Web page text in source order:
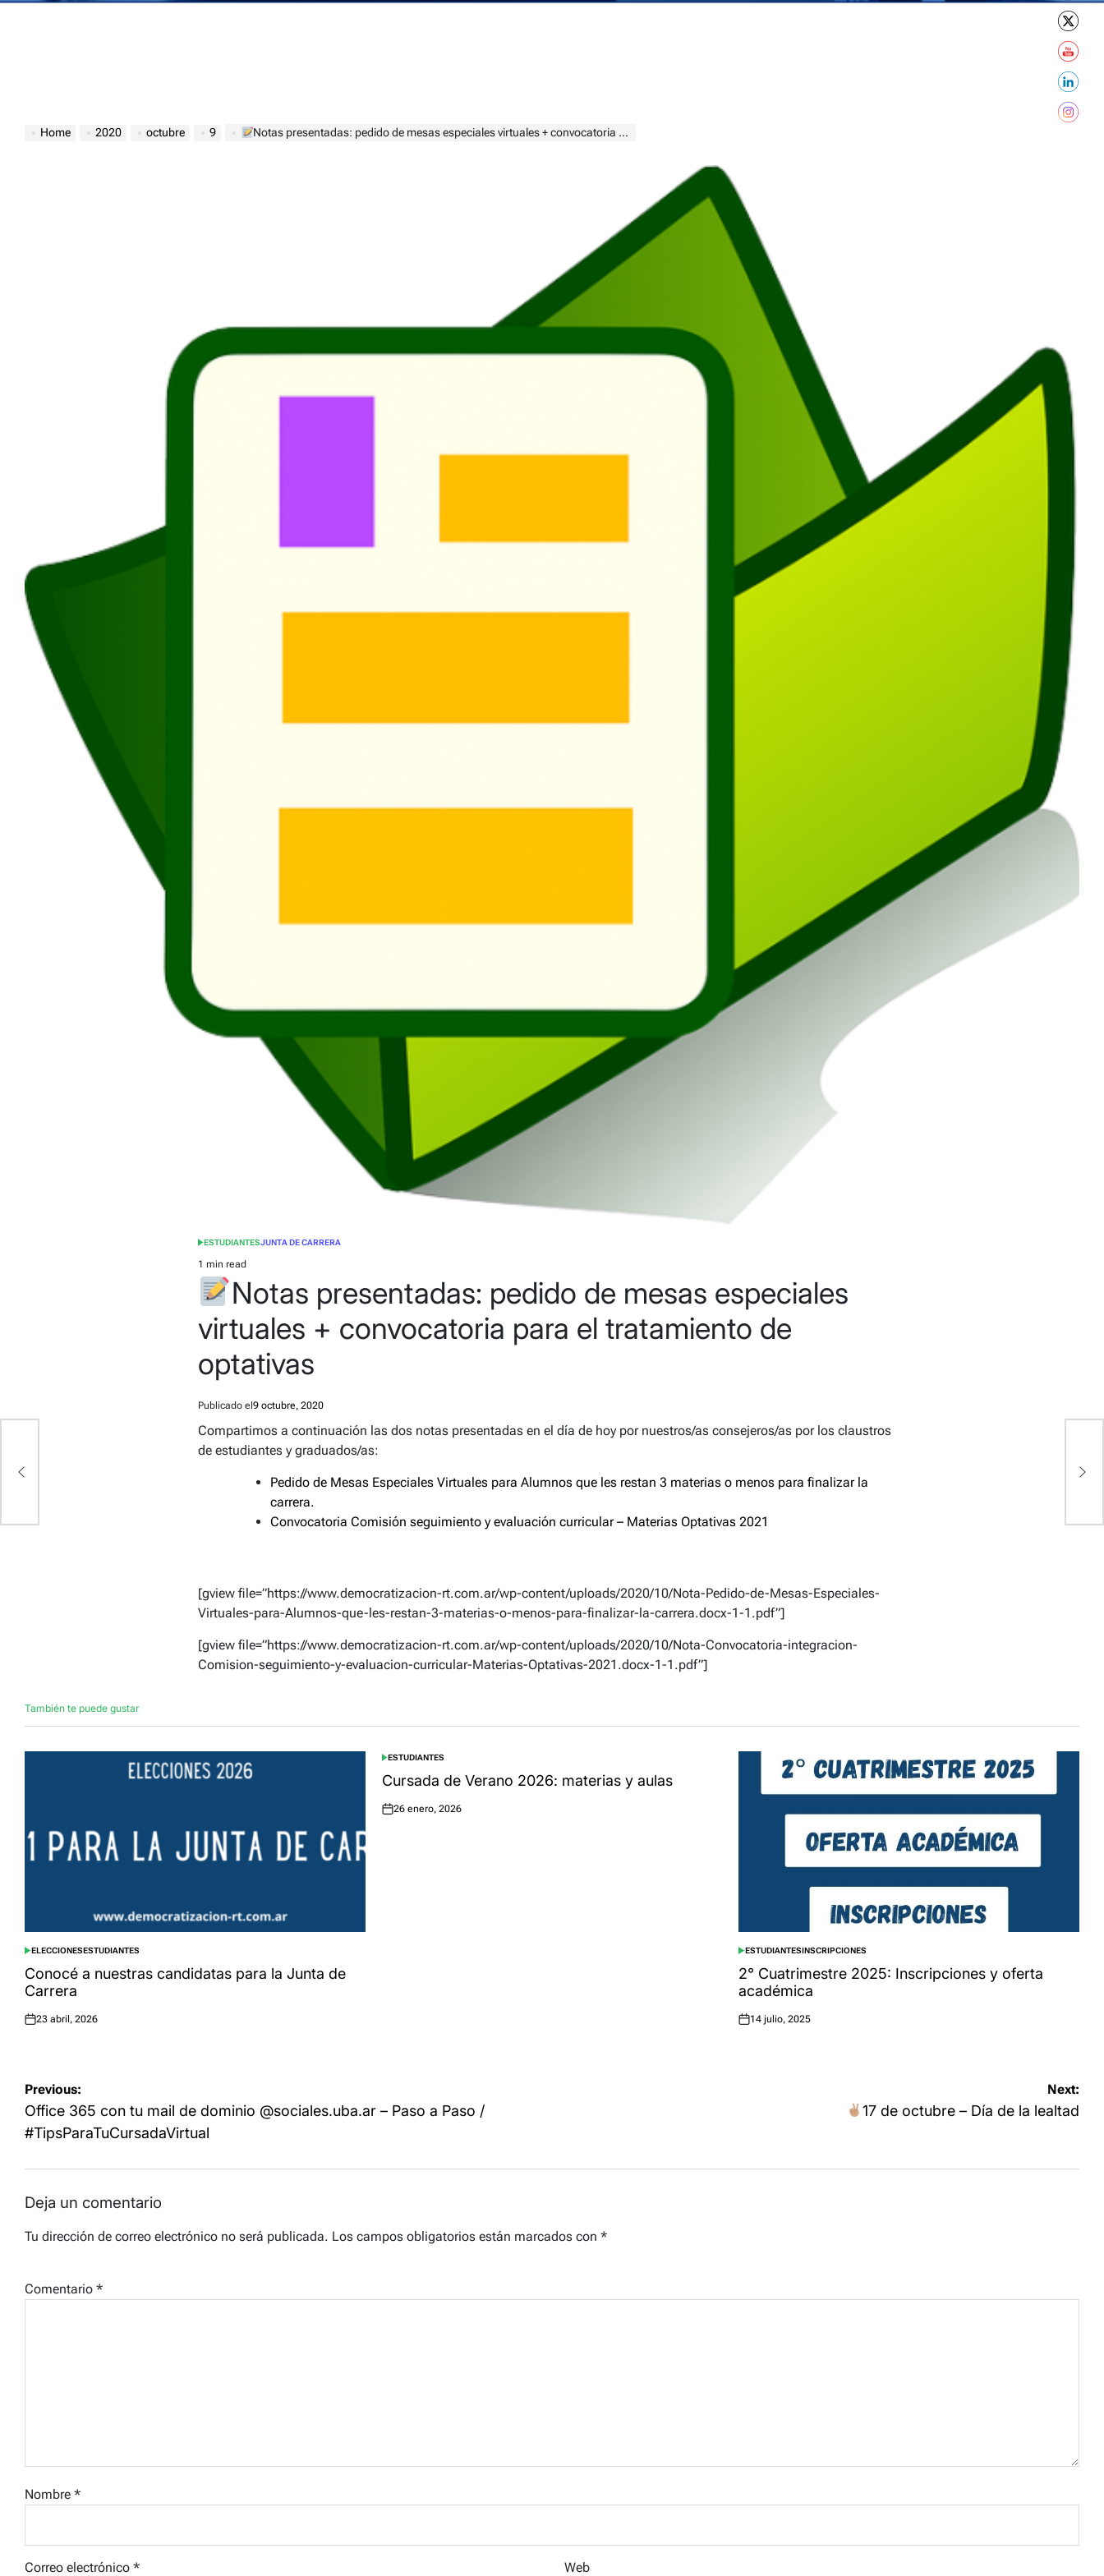
Home 2020 octubre 9 Notas presentadas: pedido de mesas especiales virtuales + convocatoria para el tratamiento de optativas
POSTED
IN
ESTUDIANTESJUNTA DE CARRERA
Estimated
read
time
1 min read
Notas presentadas: pedido de mesas especiales
virtuales + convocatoria para el tratamiento de
optativas
Publicado el9 octubre, 2020
Compartimos a continuación las dos notas presentadas en el día de hoy por nuestros/as consejeros/as por los claustros
de estudiantes y graduados/as:
Pedido de Mesas Especiales Virtuales para Alumnos que les restan 3 materias o menos para finalizar la
carrera.
Convocatoria Comisión seguimiento y evaluación curricular – Materias Optativas 2021
[gview file=”https://www.democratizacion-rt.com.ar/wp-content/uploads/2020/10/Nota-Pedido-de-Mesas-Especiales-
Virtuales-para-Alumnos-que-les-restan-3-materias-o-menos-para-finalizar-la-carrera.docx-1-1.pdf”]
[gview file=”https://www.democratizacion-rt.com.ar/wp-content/uploads/2020/10/Nota-Convocatoria-integracion-
Comision-seguimiento-y-evaluacion-curricular-Materias-Optativas-2021.docx-1-1.pdf”]
También te puede gustar
POSTED
IN
ELECCIONESESTUDIANTES
Conocé a nuestras candidatas para la Junta de
Carrera
Posted
23 abril, 2026
POSTED
IN
ESTUDIANTES
Cursada de Verano 2026: materias y aulas
Posted
26 enero, 2026
POSTED
IN
ESTUDIANTESINSCRIPCIONES
2° Cuatrimestre 2025: Inscripciones y oferta
académica
Posted
14 julio, 2025
Navegación
de
entradas
Previous:
Office 365 con tu mail de dominio @sociales.uba.ar – Paso a Paso /
#TipsParaTuCursadaVirtual
Next:
17 de octubre – Día de la lealtad
Deja un comentario
Tu dirección de correo electrónico no será publicada. Los campos obligatorios están marcados con *
Comentario *
Nombre *
Correo electrónico * Web